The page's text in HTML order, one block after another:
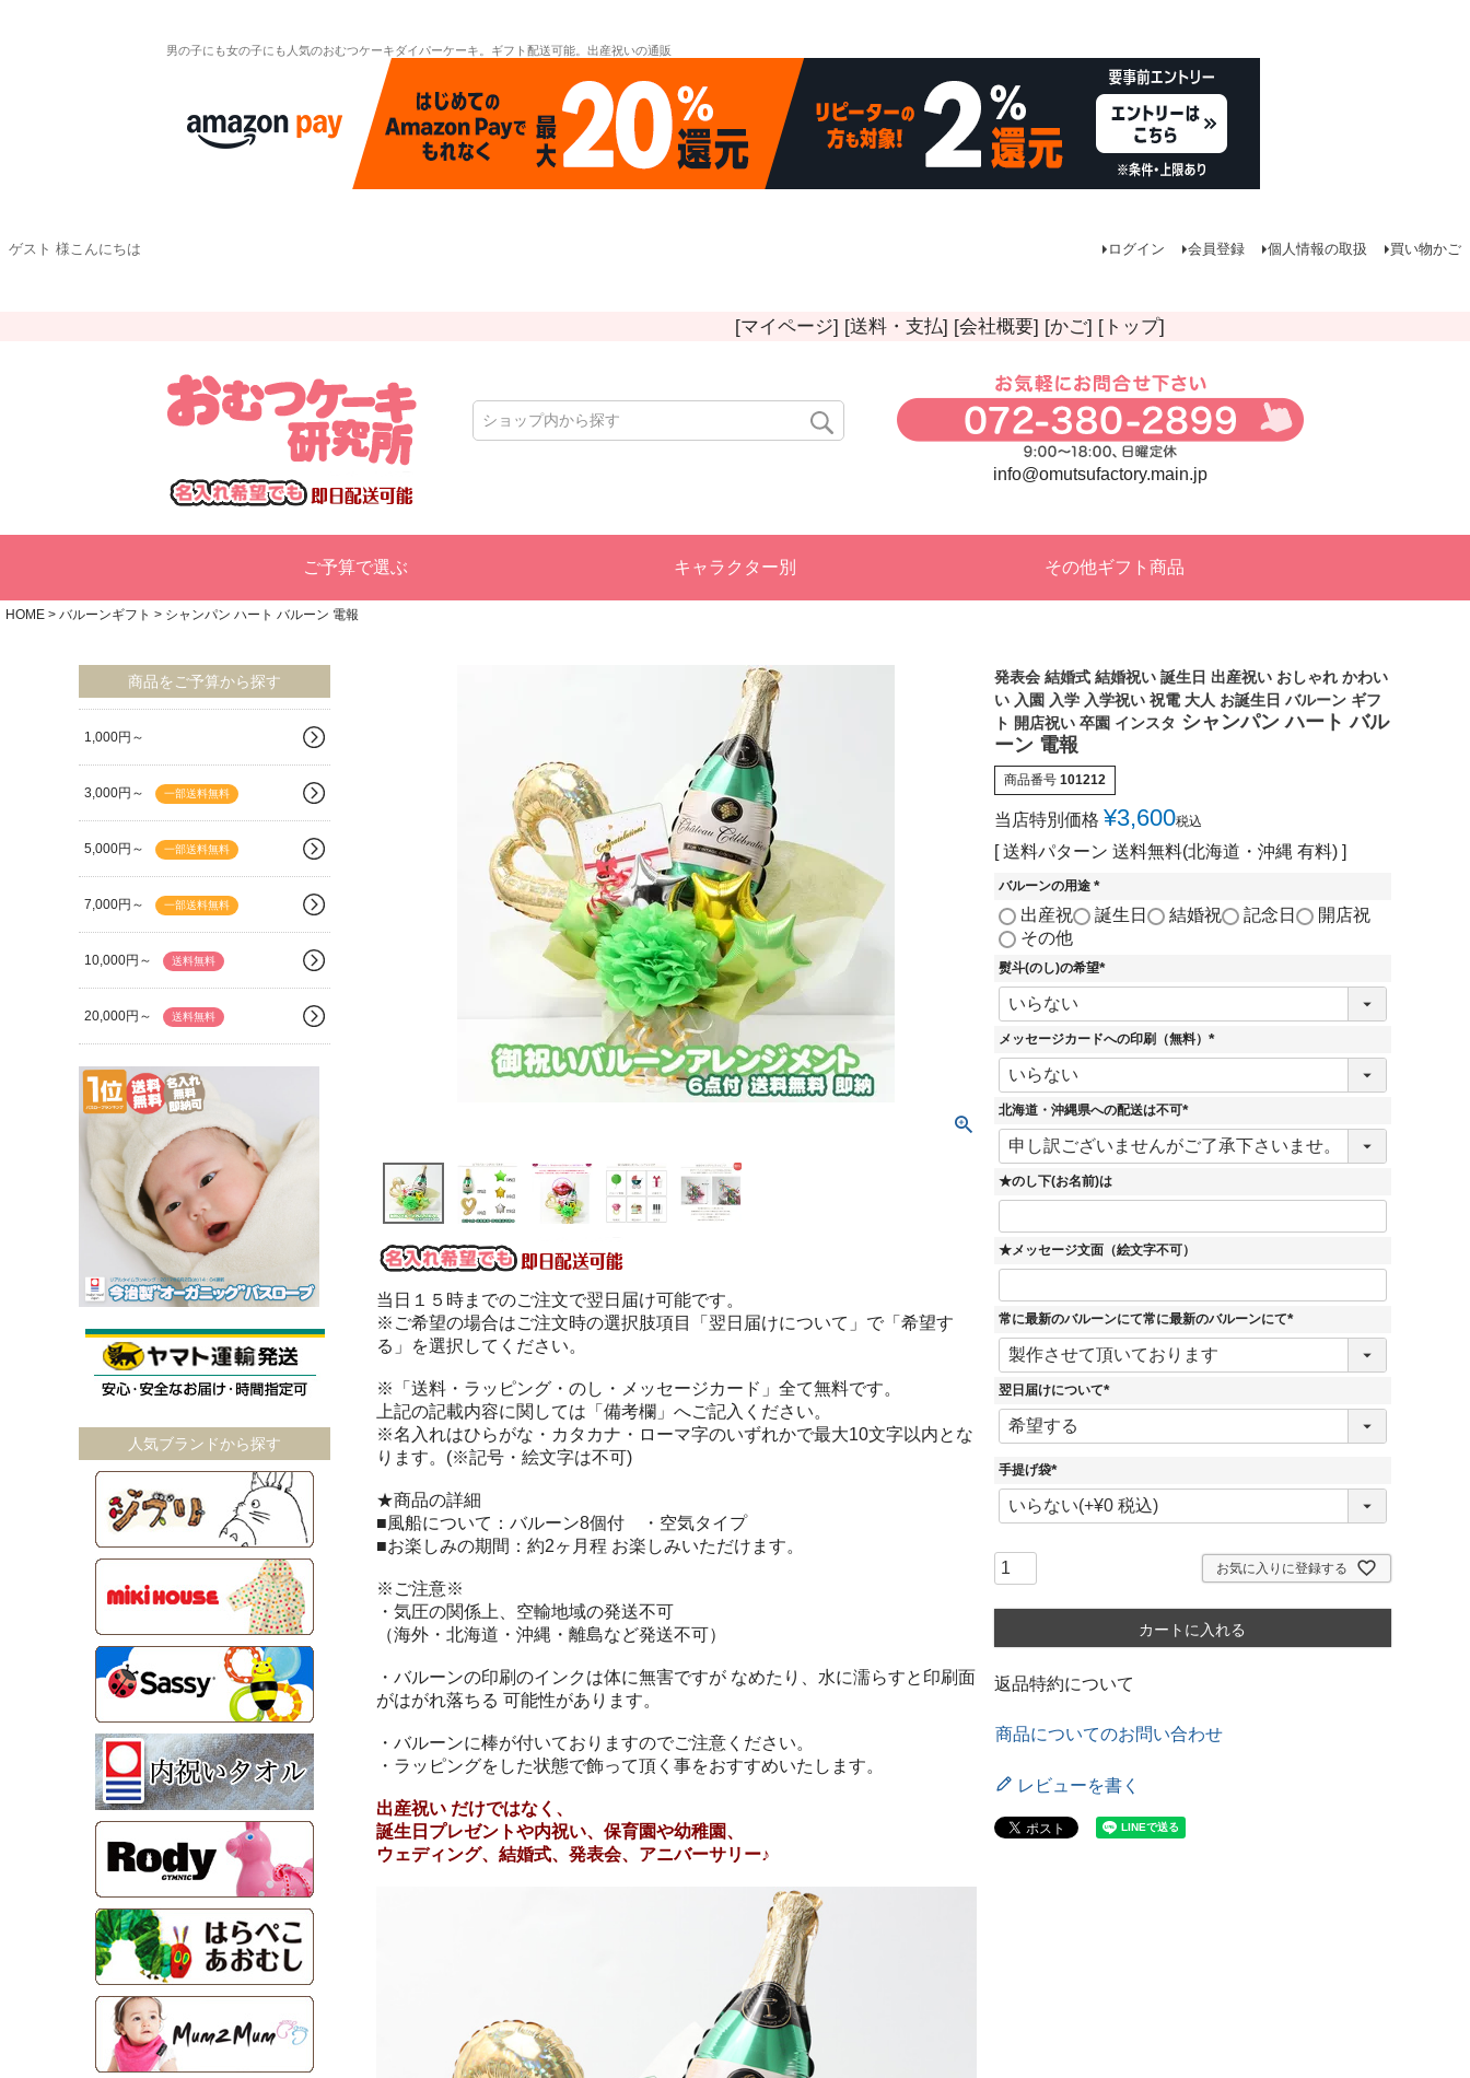
男の子にも女の子にも人気のおむつケーキダイパーケーキ。ギフト配送可能。出産祝いの通販
ゲスト 様こんにちは ログイン 会員登録 個人情報の取扱 買い物かご
[マイページ] [送料・支払] [会社概要] [かご] [トップ]
info@omutsufactory.main.jp
ご予算で選ぶ キャラクター別 その他ギフト商品
HOME バルーンギフト シャンパン ハート バルーン 電報
商品をご予算から探す
1,000円～
3,000円～ 一部送料無料
5,000円～ 一部送料無料
7,000円～ 一部送料無料
10,000円～ 送料無料
20,000円～ 送料無料
人気ブランドから探す
当日１５時までのご注文で翌日届け可能です。
※ご希望の場合はご注文時の選択肢項目「翌日届けについて」で「希望す
る」を選択してください。
※「送料・ラッピング・のし・メッセージカード」全て無料です。
上記の記載内容に関しては「備考欄」へご記入ください。
※名入れはひらがな・カタカナ・ローマ字のいずれかで最大10文字以内とな
ります。(※記号・絵文字は不可)
★商品の詳細
■風船について：バルーン8個付 ・空気タイプ
■お楽しみの期間：約2ヶ月程 お楽しみいただけます。
※ご注意※
・気圧の関係上、空輸地域の発送不可
（海外・北海道・沖縄・離島など発送不可）
・バルーンの印刷のインクは体に無害ですが なめたり、水に濡らすと印刷面
がはがれ落ちる 可能性があります。
・バルーンに棒が付いておりますのでご注意ください。
・ラッピングをした状態で飾って頂く事をおすすめいたします。
出産祝い だけではなく、
誕生日プレゼントや内祝い、保育園や幼稚園、
ウェディング、結婚式、発表会、アニバーサリー♪
発表会 結婚式 結婚祝い 誕生日 出産祝い おしゃれ かわい
い 入園 入学 入学祝い 祝電 大人 お誕生日 バルーン ギフ
ト 開店祝い 卒園 インスタ シャンパン ハート バル
ーン 電報
商品番号 101212
当店特別価格 ¥3,600税込
送料パターン 送料無料(北海道・沖縄 有料)
バルーンの用途
必
出産祝 誕生日 結婚祝 記念日
開店祝
その他
熨斗(のし)の希望
(
須
)
メッセージカードへの印刷（無料）
(
須
北海道・沖縄県への配送は不可
(
必
須
★のし下(お名前)は
★メッセージ文面（絵文字不可）
常に最新のバルーンにて常に最新のバルーンにて
(
須
翌日届けについて
(
須
手提げ袋
(
必
須
お気に入りに登録する
カートに入れる
返品特約について
商品についてのお問い合わせ
レビューを書く